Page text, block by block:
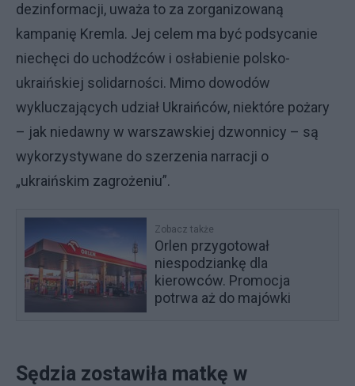
dezinformacji, uważa to za zorganizowaną
kampanię Kremla. Jej celem ma być podsycanie
niechęci do uchodźców i osłabienie polsko-
ukraińskiej solidarności. Mimo dowodów
wykluczających udział Ukraińców, niektóre pożary
– jak niedawny w warszawskiej dzwonnicy – są
wykorzystywane do szerzenia narracji o
„ukraińskim zagrożeniu”.
Zobacz także
Orlen przygotował
niespodziankę dla
kierowców. Promocja
potrwa aż do majówki
Sędzia zostawiła matkę w